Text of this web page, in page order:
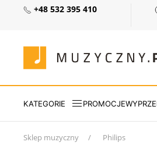
+48 532 395 410
KATEGORIE PROMOCJE
Sklep muzyczny Philips